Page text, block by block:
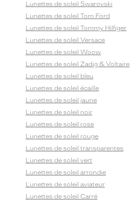
Lunettes de soleil Swarovski
Lunettes de soleil Tom Ford
Lunettes de soleil Tommy Hilfiger
Lunettes de soleil Versace
Lunettes de soleil Woow
Lunettes de soleil Zadig & Voltaire
Lunettes de soleil bleu
Lunettes de soleil écaille
Lunettes de soleil jaune
Lunettes de soleil noir
Lunettes de soleil rose
Lunettes de soleil rouge
Lunettes de soleil transparentes
Lunettes de soleil vert
Lunettes de soleil arrondie
Lunettes de soleil aviateur
Lunettes de soleil Carré